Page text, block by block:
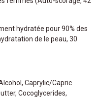
hydratée pour 90% des
de le peau, 30
Caprylic/Capric
Cocoglycerides,